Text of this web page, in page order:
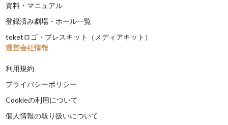
資料・マニュアル
登録済み劇場・ホール一覧
teketロゴ・プレスキット（メディアキット）
運営会社情報
利用規約
プライバシーポリシー
Cookieの利用について
個人情報の取り扱いについて